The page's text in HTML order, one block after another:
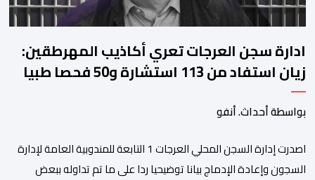
ادارة سجن العرجات تعري أكاذيب المهرطقين:
زيان استفاد من 113 استشارة و50 فحصا طبيا
بواسطة أحداث. أنفو
اصدرت إدارة السجن المحلي العرجات 1 التابعة للمندوبية العامة لإدارة
السجون وإعادة الإدماج بيانا توضيحيا ردا على ما تم تداوله ببعض